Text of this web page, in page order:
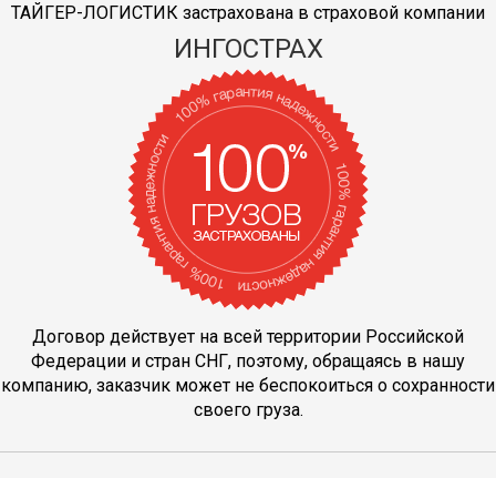
ТАЙГЕР-ЛОГИСТИК застрахована в страховой компании
ИНГОСТРАХ
Договор действует на всей территории Российской
Федерации и стран СНГ, поэтому, обращаясь в нашу
компанию, заказчик может не беспокоиться о сохранности
своего груза.